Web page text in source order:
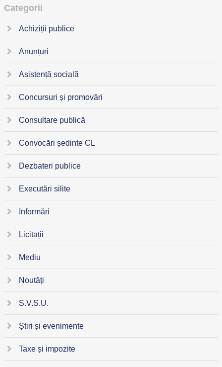
Categorii
Achiziții publice
Anunțuri
Asistență socială
Concursuri și promovări
Consultare publică
Convocări ședinte CL
Dezbateri publice
Executări silite
Informări
Licitații
Mediu
Noutăți
S.V.S.U.
Știri și evenimente
Taxe și impozite